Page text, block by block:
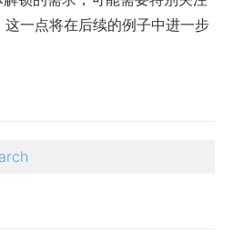
一点将在后续的例子中进一步